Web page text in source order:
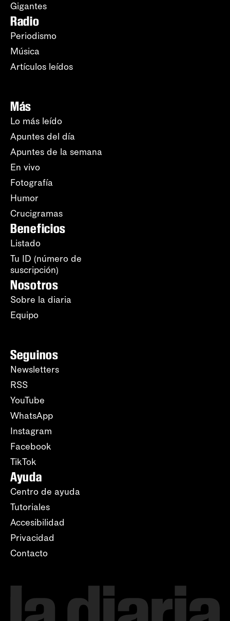
Gigantes
Radio
Periodismo
Música
Artículos leídos
Más
Lo más leído
Apuntes del día
Apuntes de la semana
En vivo
Fotografía
Humor
Crucigramas
Beneficios
Listado
Tu ID (número de
suscripción)
Nosotros
Sobre la diaria
Equipo
Seguinos
Newsletters
RSS
YouTube
WhatsApp
Instagram
Facebook
TikTok
Ayuda
Centro de ayuda
Tutoriales
Accesibilidad
Privacidad
Contacto